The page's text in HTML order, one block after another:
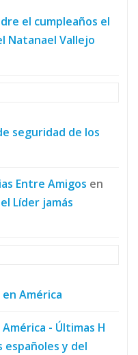
el cumpleaños el
Natanael Vallejo
seguridad de los
Entre Amigos en
Líder jamás
América
- Últimas H
españoles y del